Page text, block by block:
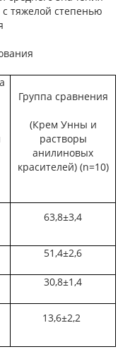
тяжелой степенью
Группа сравнения
(Крем Унны и
растворы
анилиновых
красителей) (n=10)
63,8±3,4
51,4±2,6
30,8±1,4
13,6±2,2